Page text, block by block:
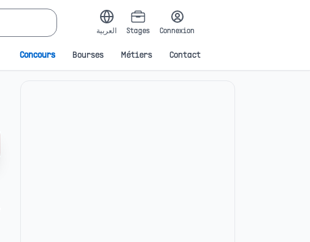
العربية Stages Connexion
Concours Bourses Métiers Contact